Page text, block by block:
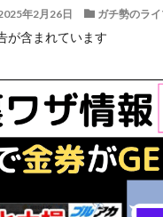
年2月26日 ガチ勢のラ
が含まれています